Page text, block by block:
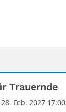
Trauernde
Feb. 2027 17:00